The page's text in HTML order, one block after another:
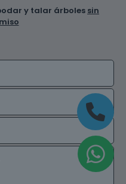
y talar árboles sin